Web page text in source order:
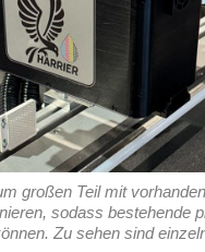
großen Teil mit
sodass bestehende
Zu sehen sind